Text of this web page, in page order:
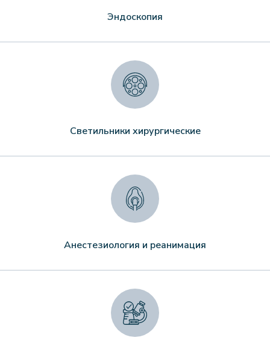
Эндоскопия
Светильники хирургические
Анестезиология и реанимация